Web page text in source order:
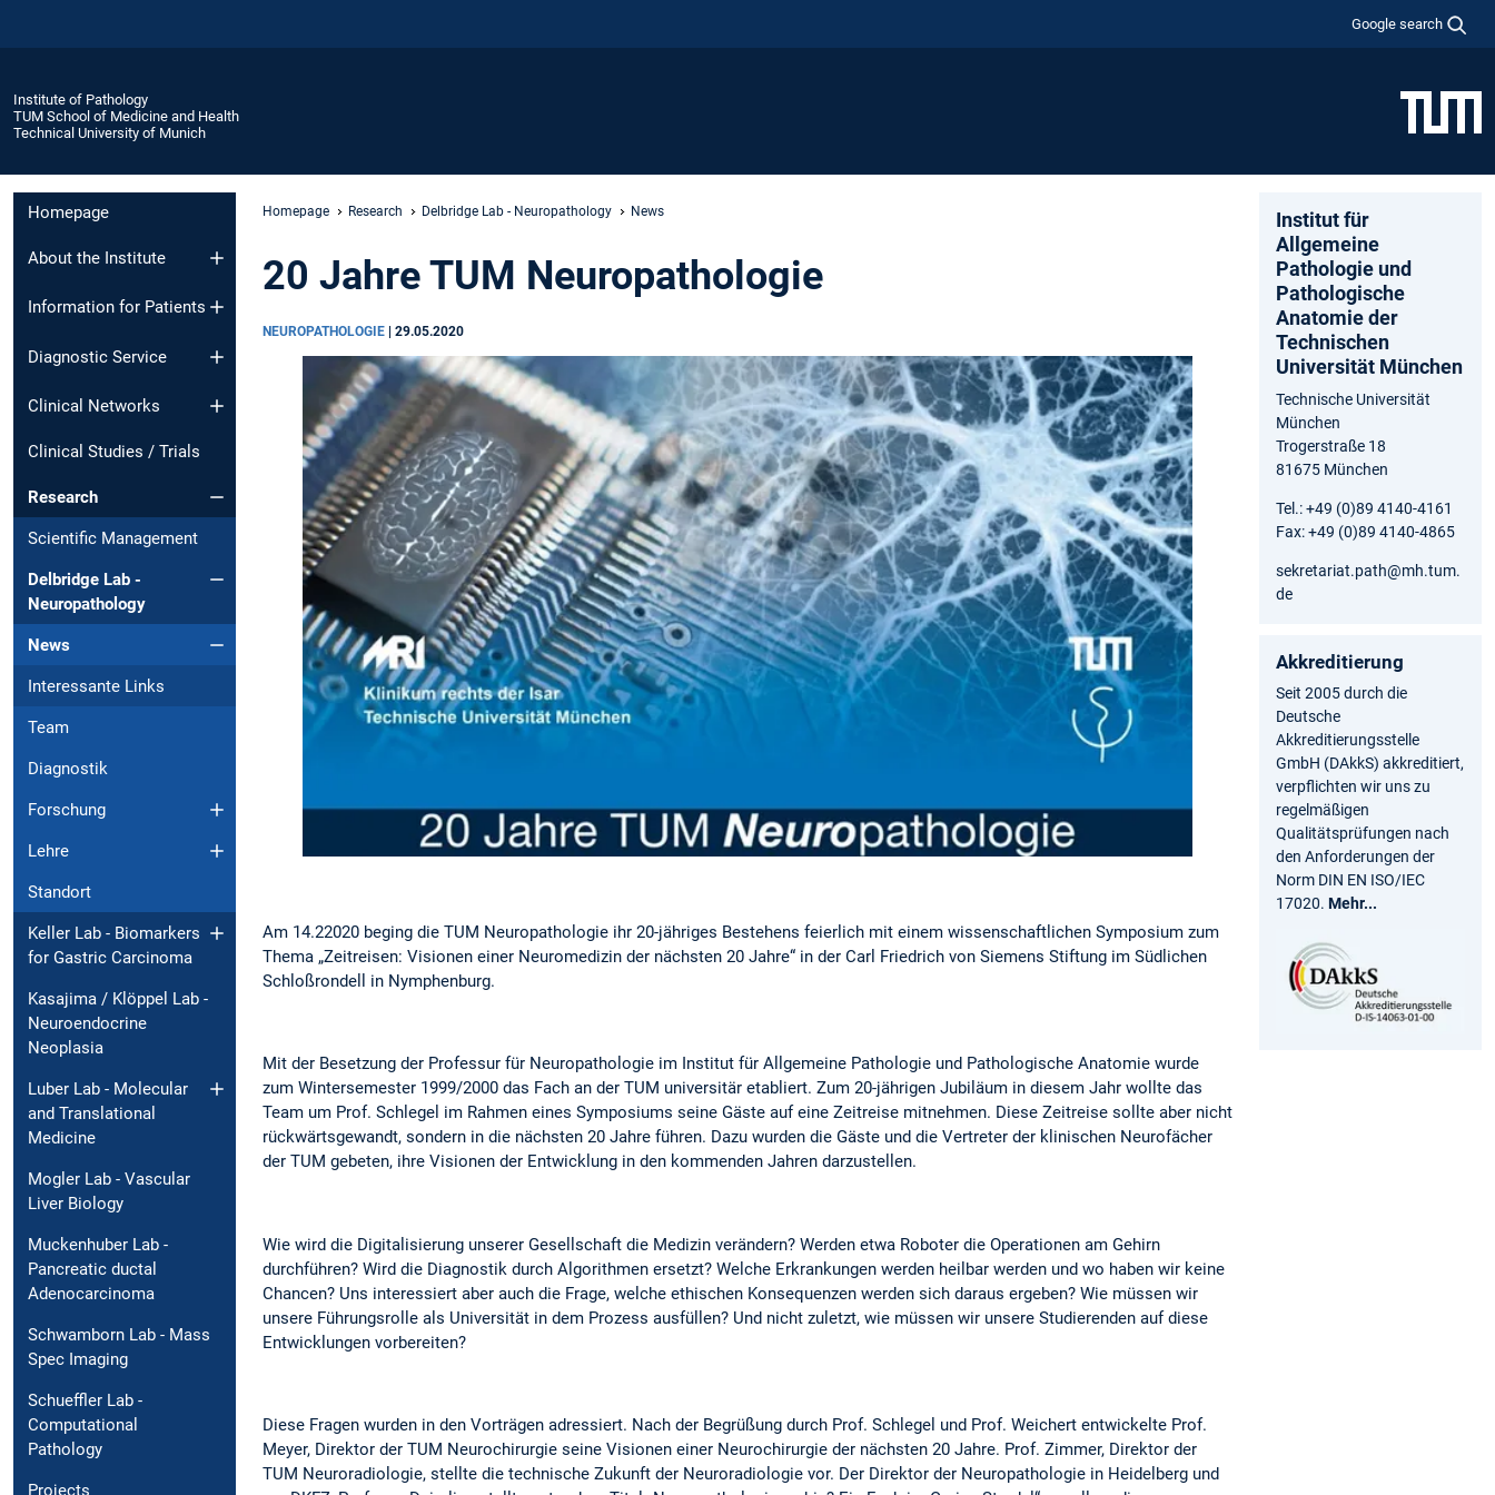
Google search
Institute of Pathology
TUM School of Medicine and Health
Technical University of Munich
Homepage
About the Institute
Information for Patients
Diagnostic Service
Clinical Networks
Clinical Studies / Trials
Research
Scientific Management
Delbridge Lab -
Neuropathology
News
Interessante Links
Team
Diagnostik
Forschung
Lehre
Standort
Keller Lab - Biomarkers
for Gastric Carcinoma
Kasajima / Klöppel Lab -
Neuroendocrine
Neoplasia
Luber Lab - Molecular
and Translational
Medicine
Mogler Lab - Vascular
Liver Biology
Muckenhuber Lab -
Pancreatic ductal
Adenocarcinoma
Schwamborn Lab - Mass
Spec Imaging
Schueffler Lab -
Computational
Pathology
Projects
Homepage Research Delbridge Lab - Neuropathology News
20 Jahre TUM Neuropathologie
NEUROPATHOLOGIE | 29.05.2020
Am 14.22020 beging die TUM Neuropathologie ihr 20-jähriges Bestehens feierlich mit einem wissenschaftlichen Symposium zum
Thema „Zeitreisen: Visionen einer Neuromedizin der nächsten 20 Jahre“ in der Carl Friedrich von Siemens Stiftung im Südlichen
Schloßrondell in Nymphenburg.
Mit der Besetzung der Professur für Neuropathologie im Institut für Allgemeine Pathologie und Pathologische Anatomie wurde
zum Wintersemester 1999/2000 das Fach an der TUM universitär etabliert. Zum 20-jährigen Jubiläum in diesem Jahr wollte das
Team um Prof. Schlegel im Rahmen eines Symposiums seine Gäste auf eine Zeitreise mitnehmen. Diese Zeitreise sollte aber nicht
rückwärtsgewandt, sondern in die nächsten 20 Jahre führen. Dazu wurden die Gäste und die Vertreter der klinischen Neurofächer
der TUM gebeten, ihre Visionen der Entwicklung in den kommenden Jahren darzustellen.
Wie wird die Digitalisierung unserer Gesellschaft die Medizin verändern? Werden etwa Roboter die Operationen am Gehirn
durchführen? Wird die Diagnostik durch Algorithmen ersetzt? Welche Erkrankungen werden heilbar werden und wo haben wir keine
Chancen? Uns interessiert aber auch die Frage, welche ethischen Konsequenzen werden sich daraus ergeben? Wie müssen wir
unsere Führungsrolle als Universität in dem Prozess ausfüllen? Und nicht zuletzt, wie müssen wir unsere Studierenden auf diese
Entwicklungen vorbereiten?
Diese Fragen wurden in den Vorträgen adressiert. Nach der Begrüßung durch Prof. Schlegel und Prof. Weichert entwickelte Prof.
Meyer, Direktor der TUM Neurochirurgie seine Visionen einer Neurochirurgie der nächsten 20 Jahre. Prof. Zimmer, Direktor der
TUM Neuroradiologie, stellte die technische Zukunft der Neuroradiologie vor. Der Direktor der Neuropathologie in Heidelberg und
Institut für
Allgemeine
Pathologie und
Pathologische
Anatomie der
Technischen
Universität München
Technische Universität
München
Trogerstraße 18
81675 München
Tel.: +49 (0)89 4140-4161
Fax: +49 (0)89 4140-4865
sekretariat.path@mh.tum.
de
Akkreditierung
Seit 2005 durch die
Deutsche
Akkreditierungsstelle
GmbH (DAkkS) akkreditiert,
verpflichten wir uns zu
regelmäßigen
Qualitätsprüfungen nach
den Anforderungen der
Norm DIN EN ISO/IEC
17020. Mehr...